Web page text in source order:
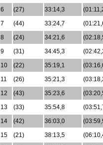
6
(27) 33:14,3
7
(44) 33:24,7
8
(24) 34:21,6
9
(31) 34:45,3
10
(22) 35:19,1
11
(26) 35:21,3
12
(43) 35:23,6
13
(33) 35:54,8
14
(42) 36:03,0
15
(21) 38:13,5